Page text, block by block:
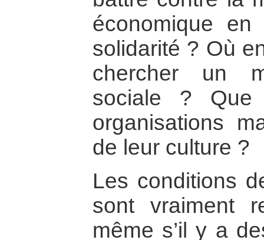
économique
solidarité ? Où
chercher un
sociale ? Que
organisations
de leur culture ?
Les conditions
sont vraiment
même s’il y a